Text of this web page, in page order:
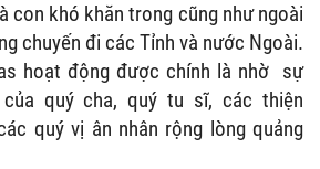
con khó khăn trong cũng như ngoài
chuyến đi các Tỉnh và nước Ngoài.
hoạt động được chính là nhờ sự
quý cha, quý tu sĩ, các thiện
quý vị ân nhân rộng lòng quảng